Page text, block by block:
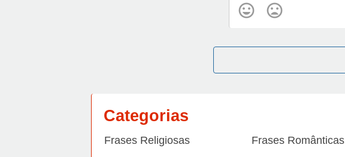
Categorias
Frases Religiosas Frases Românticas